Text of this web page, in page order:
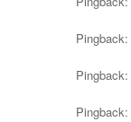
Pingback:
Pingback:
Pingback: